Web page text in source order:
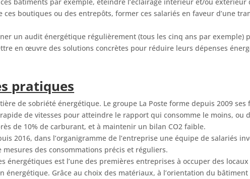
boutiques ou des entrepôts, former ces salariés en faveur d’une
un audit énergétique régulièrement (tous les cinq ans par exemple)
en œuvre des solutions concrètes pour réduire leurs dépenses
pratiques
de sobriété énergétique. Le groupe La Poste forme depuis 2009 ses
de vitesses pour atteindre le rapport qui consomme le moins, ou
de 10% de carburant, et à maintenir un bilan CO2 faible.
2016, dans l’organigramme de l’entreprise une équipe de salariés
des consommations précis et réguliers.
énergétiques est l’une des premières entreprises à occuper des
énergétique. Grâce au choix des matériaux, à l’orientation du